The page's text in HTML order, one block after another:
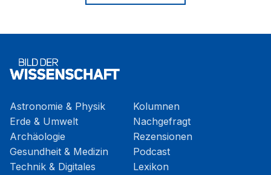
Astronomie & Physik
Erde & Umwelt
Archäologie
Gesundheit & Medizin
Technik & Digitales
Kolumnen
Nachgefragt
Rezensionen
Podcast
Lexikon